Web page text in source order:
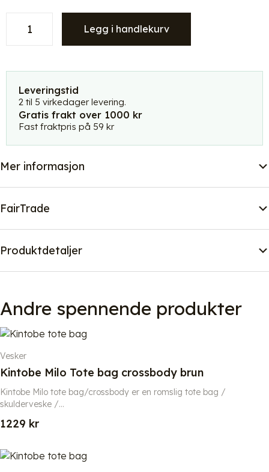
crossbody
aubergine
antall
Legg i handlekurv
Leveringstid
2 til 5 virkedager levering.
Gratis frakt over 1000 kr
Fast fraktpris på 59 kr
Mer informasjon
FairTrade
Produktdetaljer
Andre spennende produkter
Vesker
Kintobe Milo Tote bag crossbody brun
Kintobe Milo tote bag/crossbody er en romslig tote bag /
skulderveske /...
1229 kr